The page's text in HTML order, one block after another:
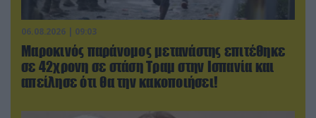
06.08.2026 | 09:03
Μαροκινός παράνομος μετανάστης επιτέθηκε
σε 42χρονη σε στάση Τραμ στην Ισπανία και
απείλησε ότι θα την κακοποιήσει!